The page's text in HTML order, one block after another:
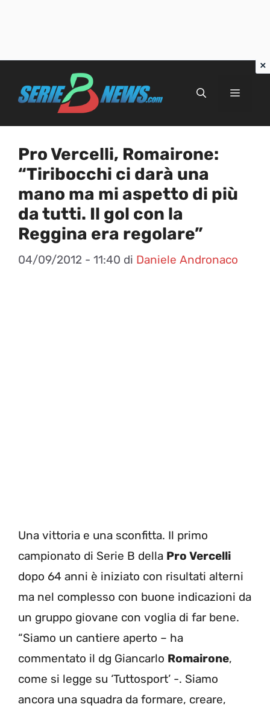
Menu
Pro Vercelli, Romairone:
“Tiribocchi ci darà una
mano ma mi aspetto di più
da tutti. Il gol con la
Reggina era regolare”
04/09/2012 - 11:40 di Daniele Andronaco
Una vittoria e una sconfitta. Il primo
campionato di Serie B della Pro Vercelli
dopo 64 anni è iniziato con risultati alterni
ma nel complesso con buone indicazioni da
un gruppo giovane con voglia di far bene.
“Siamo un cantiere aperto – ha
commentato il dg Giancarlo Romairone,
come si legge su ‘Tuttosport’ -. Siamo
ancora una squadra da formare, creare,